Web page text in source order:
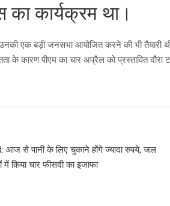
का कार्यक्रम था।
एक बड़ी जनसभा आयोजित करने की भी तैयारी
के कारण पीएम का चार अप्रैल को प्रस्तावित
आज से पानी के लिए चुकाने होंगे ज्यादा रुपये, जल
में किया चार फीसदी का इजाफा